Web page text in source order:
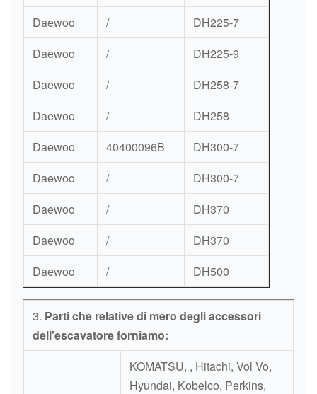
Daewoo /
DH225-7
Daewoo
/
DH225-9
Daewoo
/
DH258-7
Daewoo
/
DH258
Daewoo
40400096B
DH300-7
Daewoo
/
DH300-7
Daewoo
/
DH370
Daewoo
/
DH370
Daewoo
/ DH500
3. Parti che relative di mero degli accessori
dell'escavatore forniamo:
KOMATSU, , Hitachi, Vol Vo,
Hyundai, Kobelco, Perkins,